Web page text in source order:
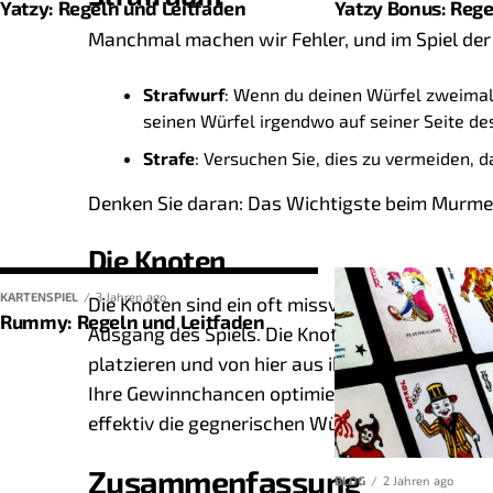
Manchmal machen wir Fehler, und im Spiel
Strafwurf: Wenn du deinen Würfel
seinen Würfel irgendwo auf seiner Seite
Strafe: Versuchen Sie, dies zu vermeiden,
Denken Sie daran: Das Wichtigste beim
Die Knoten
Die Knoten sind ein oft missverstandener Teil
Ausgang des Spiels. Die Knotenpunkte sind
platzieren und von hier aus ihre Schüsse
Ihre Gewinnchancen optimieren. Ein guter
effektiv die gegnerischen Würfel zu treffen
Zusammenfassung
Was wäre ein Yatzy-Spiel ohne seine berühmten
Würfelspiel, sondern auch ein Spiel der Strategie
Wahrscheinlich haben Sie bereits eine gute
Padel hat, wie viele andere Schlägersportarten
grundlegendes Verständnis dieses Systems ist
zu geben und zu lernen, wie man in Padel-Regeln
Punktgewinn
: Ein Team gewinnt einen Punkt,
zurückspielt.
: Ein Paddelspiel besteht aus
Mini-Wettkampf innerhalb des Spiels ist. Ein
Anzahl der Spieler
Anzahl der
104
Grundregeln des Spiels
Yatzy: Regeln und Leitfaden Yatzy Bonus:
KARTENSPIEL 3 Jahren ago
Rummy: Regeln und Leitfaden
BLOG 2 Jahren ago